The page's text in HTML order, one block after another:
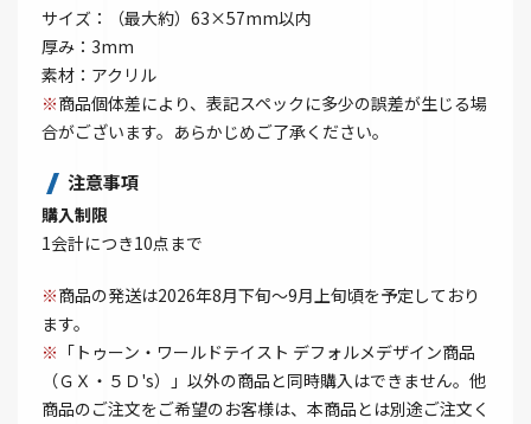
サイズ：（最大約）63×57mm以内
厚み：3mm
素材：アクリル
※商品個体差により、表記スペックに多少の誤差が生じる場
合がございます。あらかじめご了承ください。
注意事項
購入制限
1会計につき10点まで
※商品の発送は2026年8月下旬～9月上旬頃を予定しており
ます。
※ 「トゥーン・ワールドテイスト デフォルメデザイン商品
（ＧＸ・５Ｄ's）」以外の商品と同時購入はできません。他
商品のご注文をご希望のお客様は、本商品とは別途ご注文く